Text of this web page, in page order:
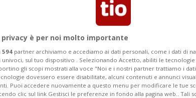
privacy è per noi molto importante
594 partner archiviamo e accediamo ai dati personali, come i dati di
sul tuo dispositivo . Selezionando Accetto, abiliti le
gli scopi mostrati alla voce "Noi e i nostri partner trattiamo i
dovessero essere disabilitate, alcuni contenuti e annunci
Puoi accedere nuovamente a questo menu per modificare le tue
clic sul link Gestisci le preferenze in fondo alla pagina web.. Tali